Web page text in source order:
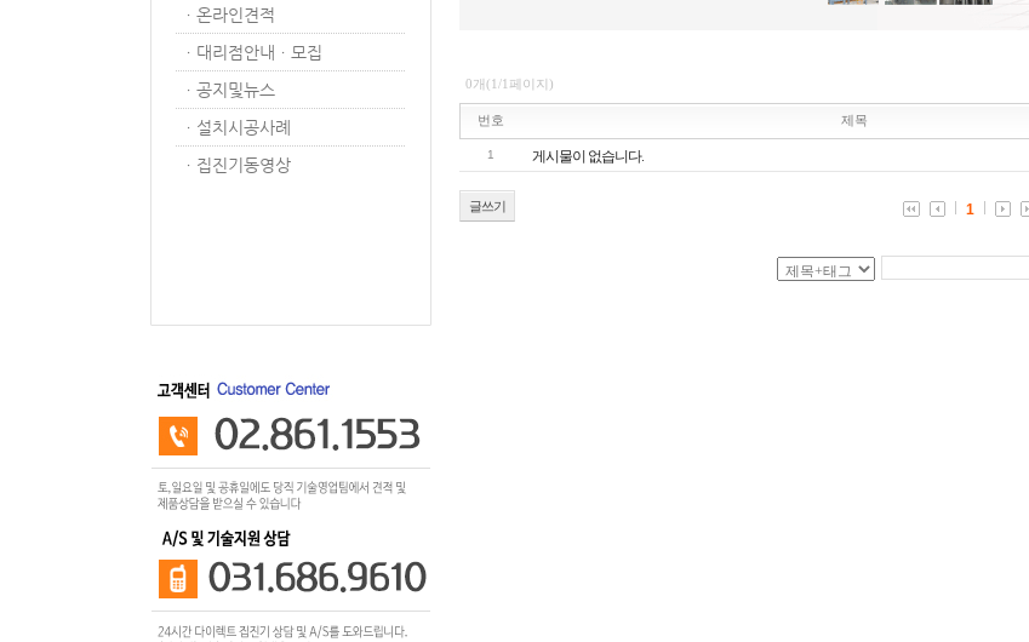
ㆍ 온라인견적
ㆍ 대리점안내ㆍ모집
ㆍ 공지및뉴스
ㆍ 설치시공사례
ㆍ 집진기동영상
0개(1/1페이지)
번호 제목
1 게시물이 없습니다.
글쓰기 1